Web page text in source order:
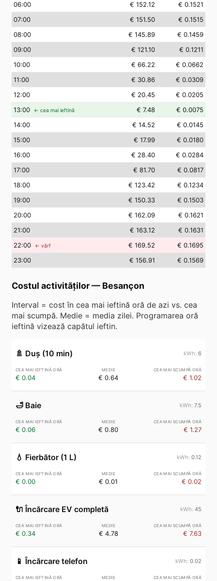
06:00 € 152.12
€ 0.1521
07:00 € 151.50
€ 0.1515
08:00 € 145.89
€ 0.1459
09:00 € 121.10
€ 0.1211
10:00 € 66.22
€ 0.0662
11:00 € 30.86
€ 0.0309
12:00 € 20.45
€ 0.0205
13:00 ← cea mai ieftină € 7.48
€ 0.0075
14:00 € 14.52
€ 0.0145
15:00 € 17.99
€ 0.0180
16:00 € 28.40
€ 0.0284
17:00 € 81.70
€ 0.0817
18:00 € 123.42
€ 0.1234
19:00 € 150.33
€ 0.1503
20:00 € 162.09
€ 0.1621
21:00 € 163.12
€ 0.1631
22:00 ← vârf € 169.52
€ 0.1695
23:00 € 156.91 € 0.1569
Costul activităților— Besançon
Interval = cost în cea mai ieftină oră de azi vs. cea
mai scumpă. Medie = media zilei. Programarea oră
ieftină vizează capătul ieftin.
🚿 Duș (10 min) 6
€ 0.04 € 0.64 € 1.02
🛁 Baie 7.5
€ 0.06 € 0.80 € 1.27
💧 Fierbător (1 L) 0.12
€ 0.00 € 0.01 € 0.02
🔌 Încărcare EV completă 45
€ 0.34 € 4.78 € 7.63
📱 Încărcare telefon 0.02